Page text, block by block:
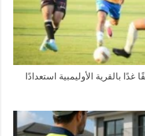
بالقرية الأوليمبية استعدادًا